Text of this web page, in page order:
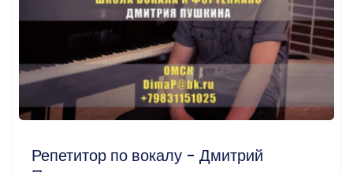
Репетитор по вокалу - Дмитрий